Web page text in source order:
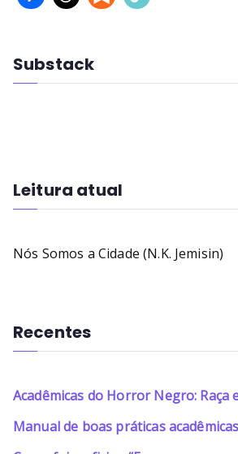
Substack
Leitura atual
Nós Somos a Cidade (N.K. Jemisin)
Recentes
Acadêmicas do Horror Negro:
Manual de boas práticas